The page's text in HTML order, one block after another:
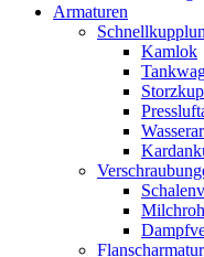
Armaturen
Kamlok